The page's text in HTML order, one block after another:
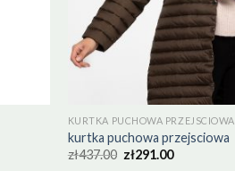
KURTKA PUCHOWA PRZEJSCIOWA
kurtka puchowa przejsciowa
zł437.00 zł291.00